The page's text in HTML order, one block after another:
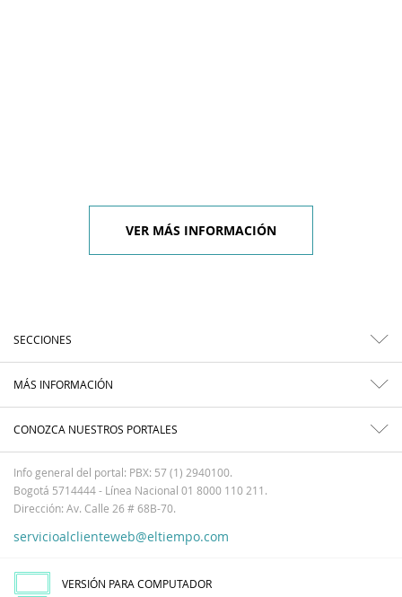
VER MÁS INFORMACIÓN
SECCIONES
MÁS INFORMACIÓN
CONOZCA NUESTROS PORTALES
Info general del portal: PBX: 57 (1) 2940100.
Bogotá 5714444 - Línea Nacional 01 8000 110 211.
Dirección: Av. Calle 26 # 68B-70.
servicioalclienteweb@eltiempo.com
VERSIÓN PARA COMPUTADOR